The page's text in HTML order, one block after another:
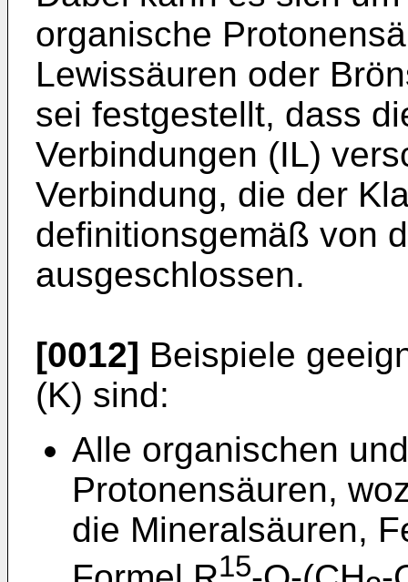
organische
Lewissäuren oder
sei festgestellt, dass
Verbindungen (IL)
Verbindung, die der
definitionsgemäß von
ausgeschlossen.
[0012] Beispiele
(K) sind:
Alle organischen
Protonensäuren,
die Mineralsäuren,
15